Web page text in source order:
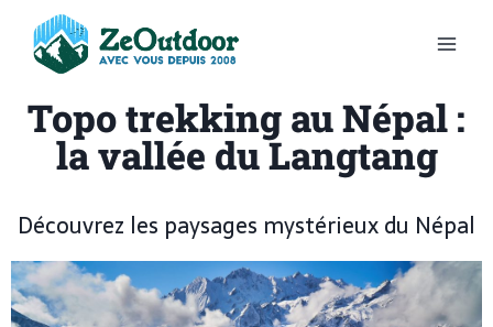
Topo trekking au Népal :
la vallée du Langtang
Découvrez les paysages mystérieux du Népal